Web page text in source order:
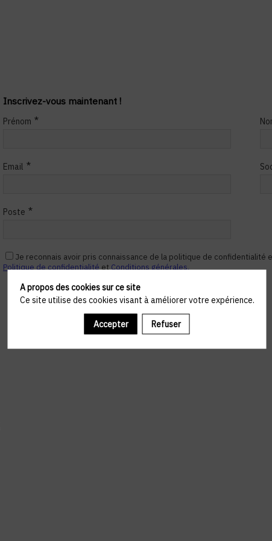
Inscrivez-vous maintenant !
Prénom *
Email *
Poste *
Je reconnais avoir pris connaissance de la politique de confidentialité
Politique de confidentialité et Conditions générales.
A propos des cookies sur ce site
Ce site utilise des cookies visant à améliorer votre expérience.
Accepter Refuser